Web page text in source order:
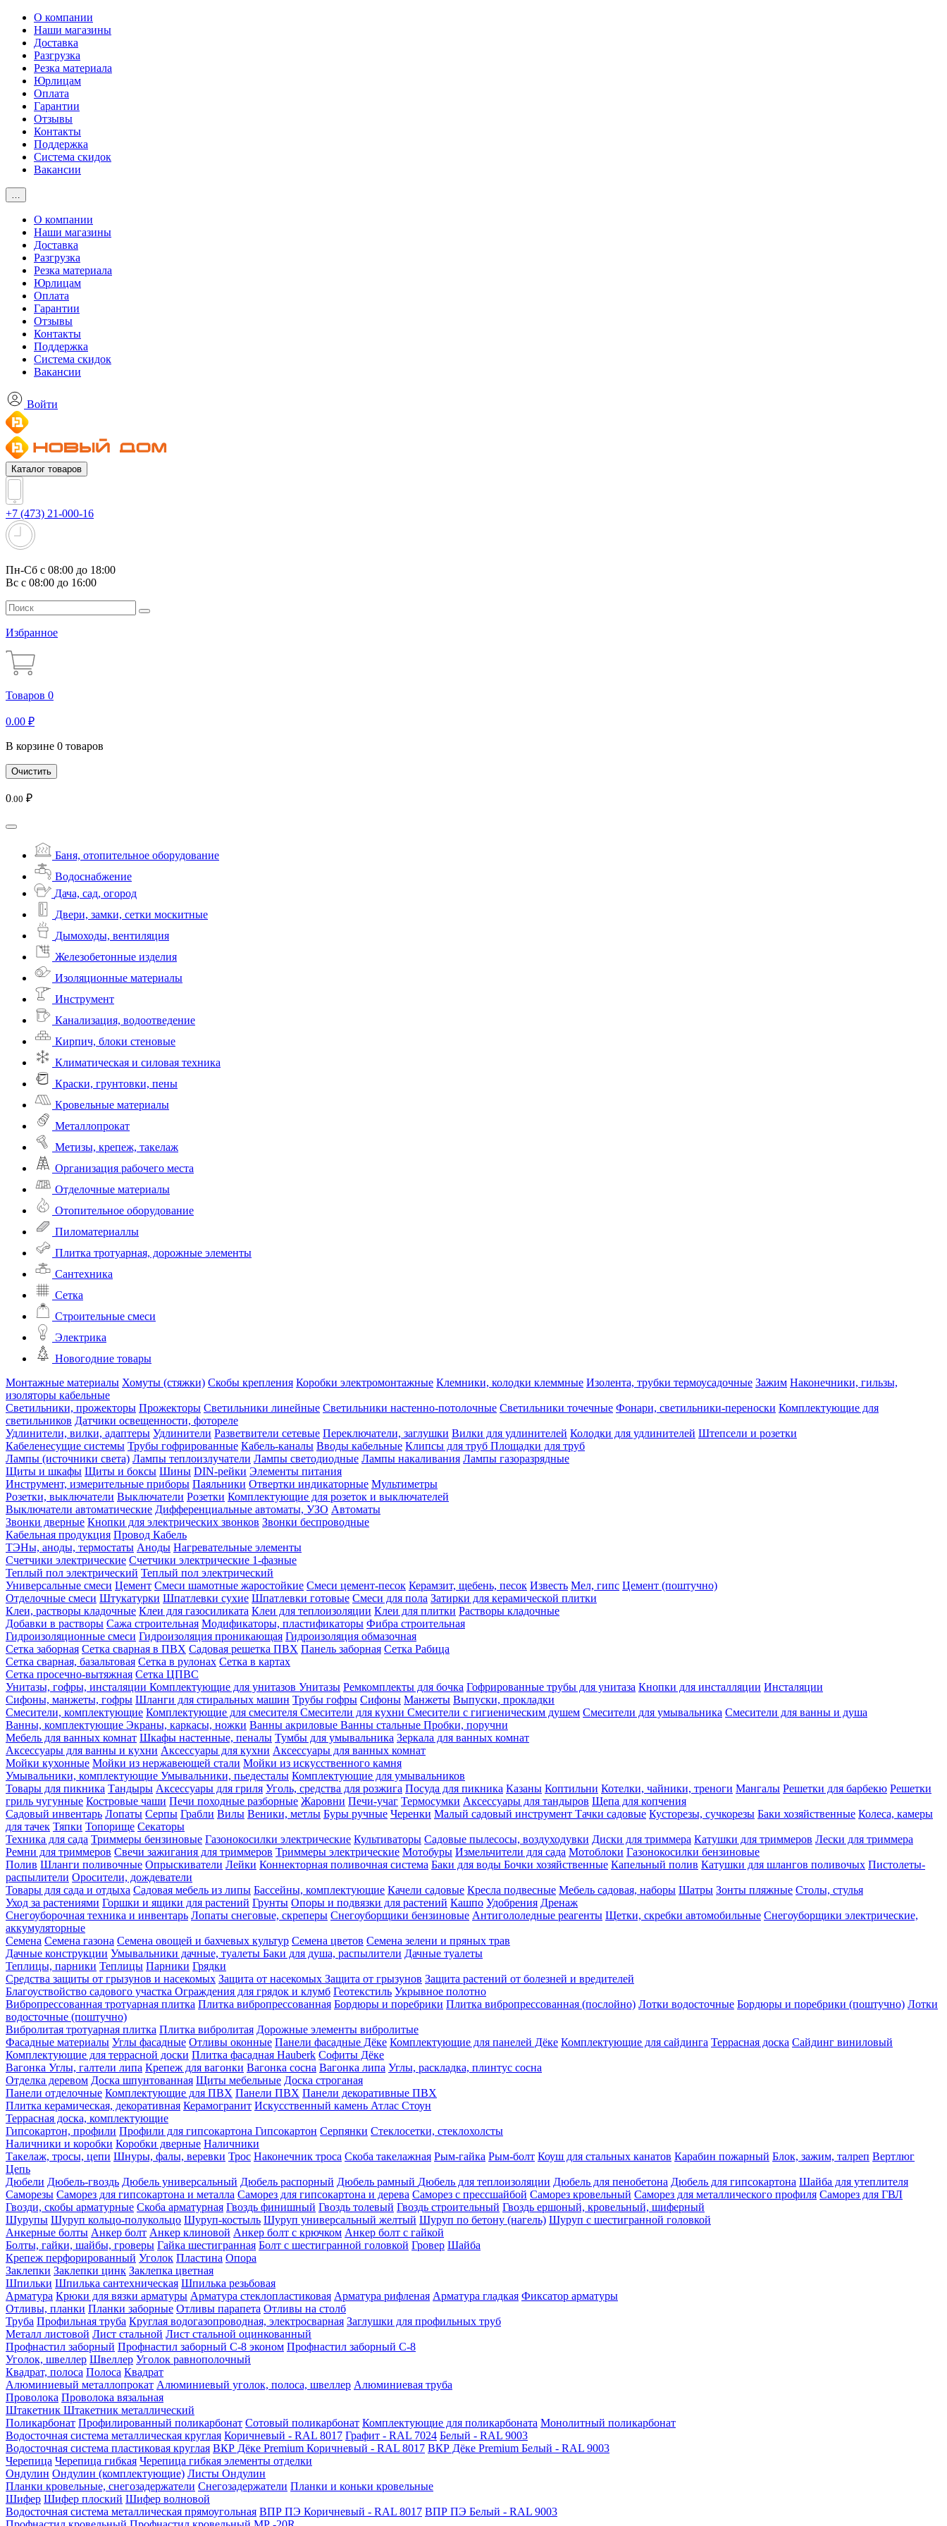
О компании
Наши магазины
Доставка
Разгрузка
Резка материала
Юрлицам
Оплата
Гарантии
Отзывы
Контакты
Поддержка
Система скидок
Вакансии
…
О компании
Наши магазины
Доставка
Разгрузка
Резка материала
Юрлицам
Оплата
Гарантии
Отзывы
Контакты
Поддержка
Система скидок
Вакансии
Войти
Каталог товаров
+7 (473) 21-000-16
Пн-Сб с 08:00 до 18:00
Вс с 08:00 до 16:00
Избранное
Товаров 0
0.00 ₽
В корзине 0 товаров
Очистить
0 .00 ₽
Баня, отопительное оборудование
Водоснабжение
Дача, сад, огород
Двери, замки, сетки москитные
Дымоходы, вентиляция
Железобетонные изделия
Изоляционные материалы
Инструмент
Канализация, водоотведение
Кирпич, блоки стеновые
Климатическая и силовая техника
Краски, грунтовки, пены
Кровельные материалы
Металлопрокат
Метизы, крепеж, такелаж
Организация рабочего места
Отделочные материалы
Отопительное оборудование
Пиломатериаллы
Плитка тротуарная, дорожные элементы
Сантехника
Сетка
Строительные смеси
Электрика
Новогодние товары
Монтажные материалы Хомуты (стяжки) Скобы крепления Коробки электромонтажные Клемники, колодки клеммные Изолента, трубки термоусадочные Зажим Наконечники, гильзы,
изоляторы кабельные
Светильники, прожекторы Прожекторы Светильники линейные Светильники настенно-потолочные Светильники точечные Фонари, светильники-переноски Комплектующие для
светильников Датчики освещенности, фотореле
Удлинители, вилки, адаптеры Удлинители Разветвители сетевые Переключатели, заглушки Вилки для удлинителей Колодки для удлинителей Штепсели и розетки
Кабеленесущие системы Трубы гофрированные Кабель-каналы Вводы кабельные Клипсы для труб Площадки для труб
Лампы (источники света) Лампы теплоизлучатели Лампы светодиодные Лампы накаливания Лампы газоразрядные
Щиты и шкафы Щиты и боксы Шины DIN-рейки Элементы питания
Инструмент, измерительные приборы Паяльники Отвертки индикаторные Мультиметры
Розетки, выключатели Выключатели Розетки Комплектующие для розеток и выключателей
Выключатели автоматические Дифференциальные автоматы, УЗО Автоматы
Звонки дверные Кнопки для электрических звонков Звонки беспроводные
Кабельная продукция Провод Кабель
ТЭНы, аноды, термостаты Аноды Нагревательные элементы
Счетчики электрические Счетчики электрические 1-фазные
Теплый пол электрический Теплый пол электрический
Универсальные смеси Цемент Смеси шамотные жаростойкие Смеси цемент-песок Керамзит, щебень, песок Известь Мел, гипс Цемент (поштучно)
Отделочные смеси Штукатурки Шпатлевки сухие Шпатлевки готовые Смеси для пола Затирки для керамической плитки
Клеи, растворы кладочные Клеи для газосиликата Клеи для теплоизоляции Клеи для плитки Растворы кладочные
Добавки в растворы Сажа строительная Модификаторы, пластификаторы Фибра строительная
Гидроизоляционные смеси Гидроизоляция проникающая Гидроизоляция обмазочная
Сетка заборная Сетка сварная в ПВХ Садовая решетка ПВХ Панель заборная Сетка Рабица
Сетка сварная, базальтовая Сетка в рулонах Сетка в картах
Сетка просечно-вытяжная Сетка ЦПВС
Унитазы, гофры, инсталяции Комплектующие для унитазов Унитазы Ремкомплекты для бочка Гофрированные трубы для унитаза Кнопки для инсталляции Инсталяции
Сифоны, манжеты, гофры Шланги для стиральных машин Трубы гофры Сифоны Манжеты Выпуски, прокладки
Смесители, комплектующие Комплектующие для смесителя Смесители для кухни Смесители с гигиеническим душем Смесители для умывальника Смесители для ванны и душа
Ванны, комплектующие Экраны, каркасы, ножки Ванны акриловые Ванны стальные Пробки, поручни
Мебель для ванных комнат Шкафы настенные, пеналы Тумбы для умывальника Зеркала для ванных комнат
Аксессуары для ванны и кухни Аксессуары для кухни Аксессуары для ванных комнат
Мойки кухонные Мойки из нержавеющей стали Мойки из искусственного камня
Умывальники, комплектующие Умывальники, пьедесталы Комплектующие для умывальников
Товары для пикника Тандыры Аксессуары для гриля Уголь, средства для розжига Посуда для пикника Казаны Коптильни Котелки, чайники, треноги Мангалы Решетки для барбекю Решетки
гриль чугунные Костровые чаши Печи походные разборные Жаровни Печи-учаг Термосумки Аксессуары для тандыров Щепа для копчения
Садовый инвентарь Лопаты Серпы Грабли Вилы Веники, метлы Буры ручные Черенки Малый садовый инструмент Тачки садовые Кусторезы, сучкорезы Баки хозяйственные Колеса, камеры
для тачек Тяпки Топорище Секаторы
Техника для сада Триммеры бензиновые Газонокосилки электрические Культиваторы Садовые пылесосы, воздуходувки Диски для триммера Катушки для триммеров Лески для триммера
Ремни для триммеров Свечи зажигания для триммеров Триммеры электрические Мотобуры Измельчители для сада Мотоблоки Газонокосилки бензиновые
Полив Шланги поливочные Опрыскиватели Лейки Коннекторная поливочная система Баки для воды Бочки хозяйственные Капельный полив Катушки для шлангов поливочых Пистолеты-
распылители Оросители, дождеватели
Товары для сада и отдыха Садовая мебель из липы Бассейны, комплектующие Качели садовые Кресла подвесные Мебель садовая, наборы Шатры Зонты пляжные Столы, стулья
Уход за растениями Горшки и ящики для растений Грунты Опоры и подвязки для растений Кашпо Удобрения Дренаж
Снегоуборочная техника и инвентарь Лопаты снеговые, скреперы Снегоуборщики бензиновые Антигололедные реагенты Щетки, скребки автомобильные Снегоуборщики электрические,
аккумуляторные
Семена Семена газона Семена овощей и бахчевых культур Семена цветов Семена зелени и пряных трав
Дачные конструкции Умывальники дачные, туалеты Баки для душа, распылители Дачные туалеты
Теплицы, парники Теплицы Парники Грядки
Средства защиты от грызунов и насекомых Защита от насекомых Защита от грызунов Защита растений от болезней и вредителей
Благоуствойство садового участка Ограждения для грядок и клумб Геотекстиль Укрывное полотно
Вибропрессованная тротуарная плитка Плитка вибропрессованная Бордюры и поребрики Плитка вибропрессованная (послойно) Лотки водосточные Бордюры и поребрики (поштучно) Лотки
водосточные (поштучно)
Вибролитая тротуарная плитка Плитка вибролитая Дорожные элементы вибролитые
Фасадные материалы Углы фасадные Отливы оконные Панели фасадные Дёке Комплектующие для панелей Дёке Комплектующие для сайдинга Террасная доска Сайдинг виниловый
Комплектующие для террасной доски Плитка фасадная Hauberk Софиты Дёке
Вагонка Углы, галтели липа Крепеж для вагонки Вагонка сосна Вагонка липа Углы, раскладка, плинтус сосна
Отделка деревом Доска шпунтованная Щиты мебельные Доска строганая
Панели отделочные Комплектующие для ПВХ Панели ПВХ Панели декоративные ПВХ
Плитка керамическая, декоративная Керамогранит Искусственный камень Атлас Стоун
Террасная доска, комплектующие
Гипсокартон, профили Профили для гипсокартона Гипсокартон Серпянки Стеклосетки, стеклохолсты
Наличники и коробки Коробки дверные Наличники
Такелаж, тросы, цепи Шнуры, фалы, веревки Трос Наконечник троса Скоба такелажная Рым-гайка Рым-болт Коуш для стальных канатов Карабин пожарный Блок, зажим, талреп Вертлюг
Цепь
Дюбели Дюбель-гвоздь Дюбель универсальный Дюбель распорный Дюбель рамный Дюбель для теплоизоляции Дюбель для пенобетона Дюбель для гипсокартона Шайба для утеплителя
Саморезы Саморез для гипсокартона и металла Саморез для гипсокартона и дерева Саморез с прессшайбой Саморез кровельный Саморез для металлического профиля Саморез для ГВЛ
Гвозди, скобы арматурные Скоба арматурная Гвоздь финишный Гвоздь толевый Гвоздь строительный Гвоздь ершоный, кровельный, шиферный
Шурупы Шуруп кольцо-полукольцо Шуруп-костыль Шуруп универсальный желтый Шуруп по бетону (нагель) Шуруп с шестигранной головкой
Анкерные болты Анкер болт Анкер клиновой Анкер болт с крючком Анкер болт с гайкой
Болты, гайки, шайбы, гроверы Гайка шестигранная Болт c шестигранной головкой Гровер Шайба
Крепеж перфорированный Уголок Пластина Опора
Заклепки Заклепки цинк Заклепка цветная
Шпильки Шпилька сантехническая Шпилька резьбовая
Арматура Крюки для вязки арматуры Арматура стеклопластиковая Арматура рифленая Арматура гладкая Фиксатор арматуры
Отливы, планки Планки заборные Отливы парапета Отливы на столб
Труба Профильная труба Круглая водогазопроводная, электросварная Заглушки для профильных труб
Металл листовой Лист стальной Лист стальной оцинкованный
Профнастил заборный Профнастил заборный С-8 эконом Профнастил заборный С-8
Уголок, швеллер Швеллер Уголок равнополочный
Квадрат, полоса Полоса Квадрат
Алюминиевый металлопрокат Алюминиевый уголок, полоса, швеллер Алюминиевая труба
Проволока Проволока вязальная
Штакетник Штакетник металлический
Поликарбонат Профилированный поликарбонат Сотовый поликарбонат Комплектующие для поликарбоната Монолитный поликарбонат
Водосточная система металлическая круглая Коричневый - RAL 8017 Графит - RAL 7024 Белый - RAL 9003
Водосточная система пластиковая круглая ВКР Дёке Premium Коричневый - RAL 8017 ВКР Дёке Premium Белый - RAL 9003
Черепица Черепица гибкая Черепица гибкая элементы отделки
Ондулин Ондулин (комплектующие) Листы Ондулин
Планки кровельные, снегозадержатели Снегозадержатели Планки и коньки кровельные
Шифер Шифер плоский Шифер волновой
Водосточная система металлическая прямоугольная ВПР ПЭ Коричневый - RAL 8017 ВПР ПЭ Белый - RAL 9003